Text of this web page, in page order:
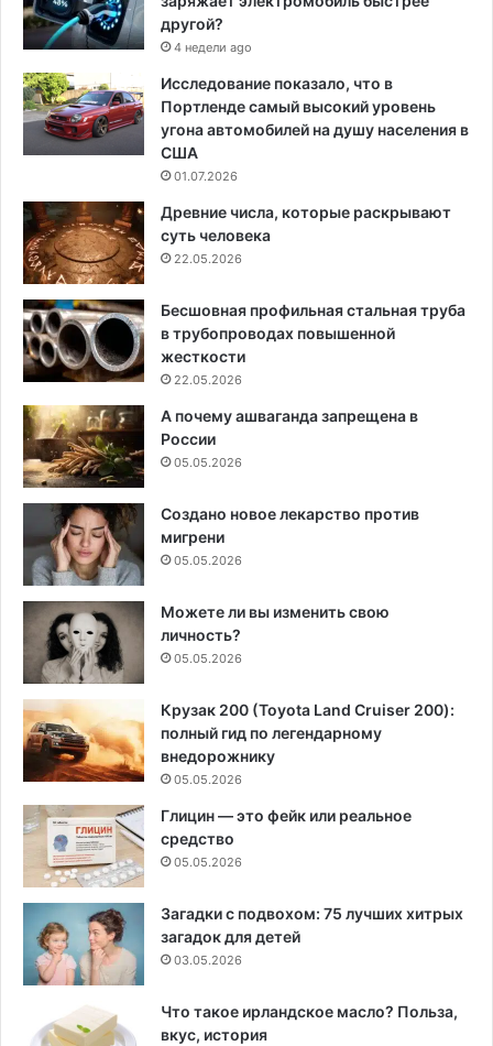
другой?
4 недели ago
Исследование показало, что в
Портленде самый высокий уровень
угона автомобилей на душу населения в
США
01.07.2026
Древние числа, которые раскрывают
суть человека
22.05.2026
Бесшовная профильная стальная труба
в трубопроводах повышенной
жесткости
22.05.2026
А почему ашваганда запрещена в
России
05.05.2026
Создано новое лекарство против
мигрени
05.05.2026
Можете ли вы изменить свою
личность?
05.05.2026
Крузак 200 (Toyota Land Cruiser 200):
полный гид по легендарному
внедорожнику
05.05.2026
Глицин — это фейк или реальное
средство
05.05.2026
Загадки с подвохом: 75 лучших хитрых
загадок для детей
03.05.2026
Что такое ирландское масло? Польза,
вкус, история